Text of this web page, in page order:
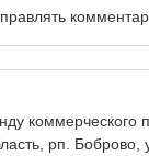
коммерческого
рп.